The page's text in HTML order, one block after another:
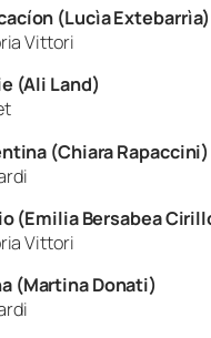
(Lucìa Extebarrìa)
Vittori
(Ali Land)
(Chiara Rapaccini)
(Emilia Bersabea
Vittori
(Martina Donati)